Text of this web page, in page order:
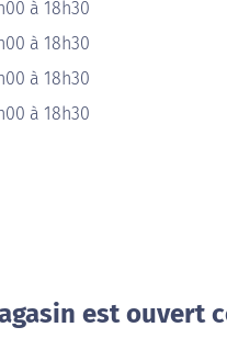
à 18h30
à 18h30
à 18h30
à 18h30
est ouvert